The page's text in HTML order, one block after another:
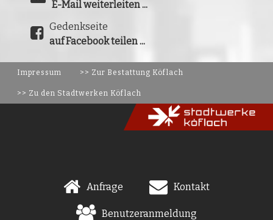
E-Mail weiterleiten ...
Gedenkseite
auf Facebook teilen ...
Impressum >> Zur Bestattung Köflach
>> Zu den Stadtwerken Köflach
Anfrage Kontakt
Benutzeranmeldung